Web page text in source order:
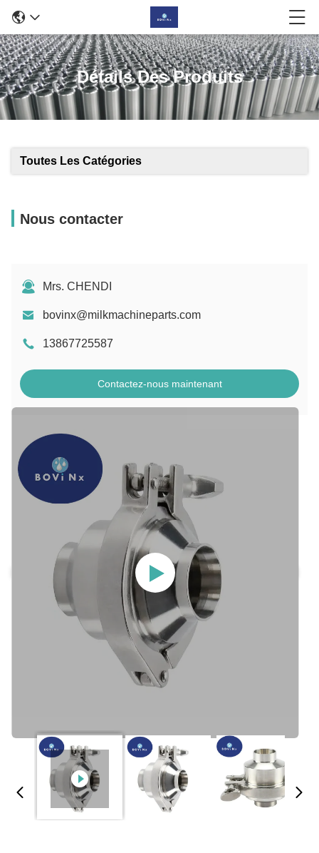
Détails Des Produits
Toutes Les Catégories
Nous contacter
Mrs. CHENDI
bovinx@milkmachineparts.com
13867725587
Contactez-nous maintenant